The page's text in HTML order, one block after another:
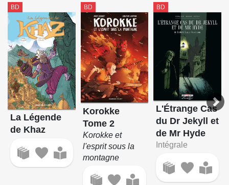
BD
La Légende
de Khaz
BD
Korokke
Tome 2
Korokke et
l'esprit sous la
montagne
BD
L'Étrange Cas
du Dr Jekyll et
de Mr Hyde
Intégrale